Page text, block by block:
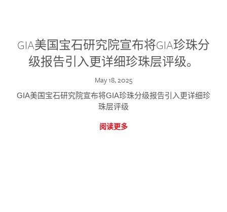
GIA美国宝石研究院宣布将GIA珍珠分
级报告引入更详细珍珠层评级。
May 18, 2025
GIA美国宝石研究院宣布将GIA珍珠分级报告引入更详细珍
珠层评级
阅读更多